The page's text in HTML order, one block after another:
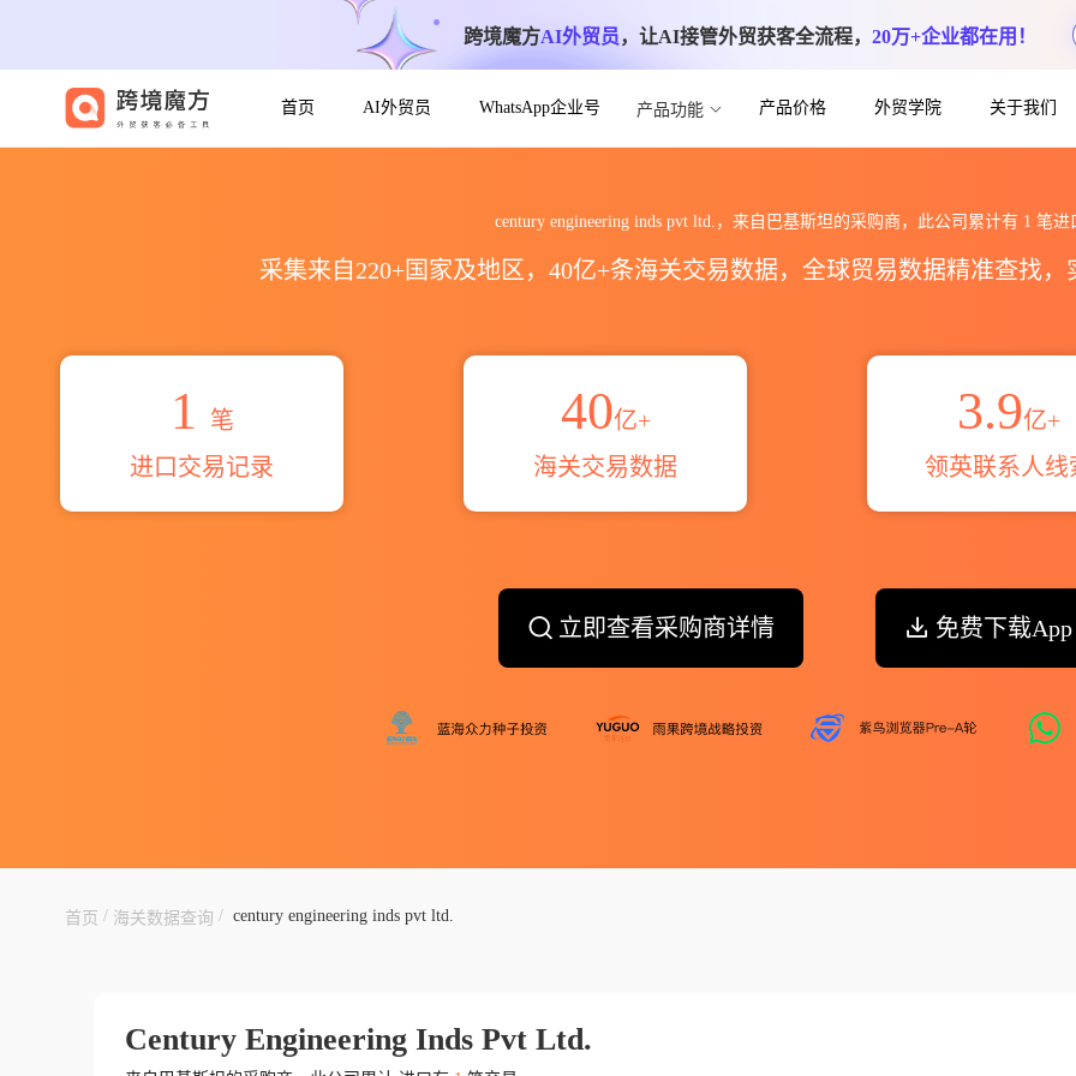
跨境魔方AI外贸员，让AI接管外贸获客全流程， 20万+企业都在用！
首页 AI外贸员 WhatsApp企业号 产品功能 产品价格 外贸学院 关于我们
century engineering inds pvt ltd.，来自巴基斯坦的采购商，此公司累计有 1 笔进
采集来自220+国家及地区，40亿+条海关交易数据，全球贸易数据精准查找
1
笔
进口交易记录
40亿+
海关交易数据
3.9亿+
领英联系人线
立即查看采购商详情 免费下载App
首页 / 海关数据查询 / century engineering inds pvt ltd.
Century Engineering Inds Pvt Ltd.